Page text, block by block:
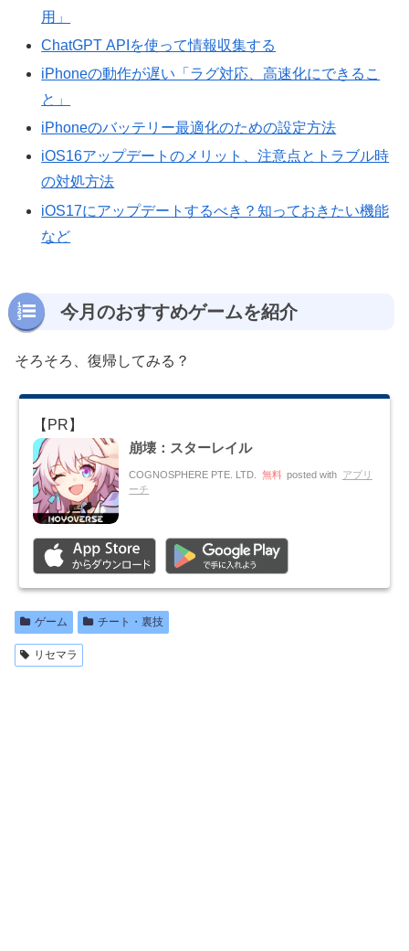
用」
ChatGPT APIを使って情報収集する
iPhoneの動作が遅い「ラグ対応、高速化にできるこ
と」
iPhoneのバッテリー最適化のための設定方法
iOS16アップデートのメリット、注意点とトラブル時
の対処方法
iOS17にアップデートするべき？知っておきたい機能
など
今月のおすすめゲームを紹介
そろそろ、復帰してみる？
崩壊：スターレイル
COGNOSPHERE PTE. LTD. 無料 posted with アプリ
ーチ
ゲーム チート・裏技
リセマラ